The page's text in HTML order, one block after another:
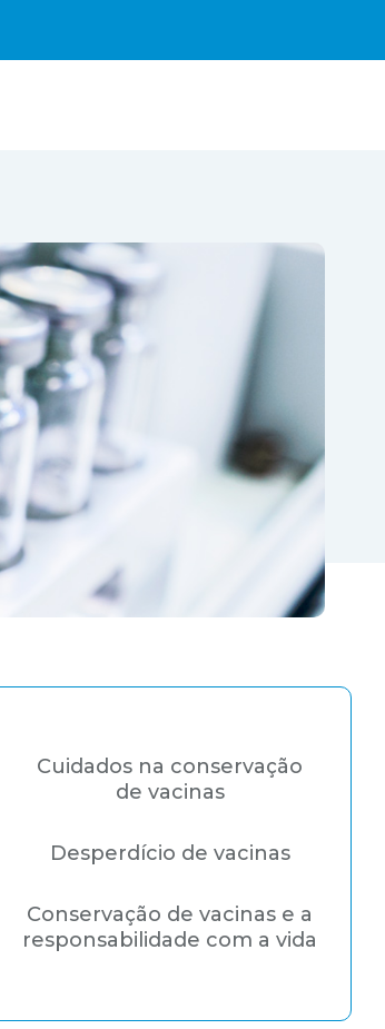
Cuidados na conservação
de vacinas
Desperdício de vacinas
Conservação de vacinas e a
responsabilidade com a vida